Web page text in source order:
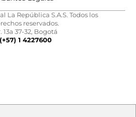
La República S.A.S. Todos los
reservados.
13a 37-32, Bogotá
(+57) 1 4227600